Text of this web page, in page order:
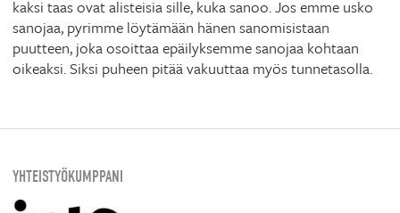
kaksi taas ovat alisteisia sille, kuka sanoo. Jos emme usko
sanojaa, pyrimme löytämään hänen sanomisistaan
puutteen, joka osoittaa epäilyksemme sanojaa kohtaan
oikeaksi. Siksi puheen pitää vakuuttaa myös tunnetasolla.
YHTEISTYÖKUMPPANI